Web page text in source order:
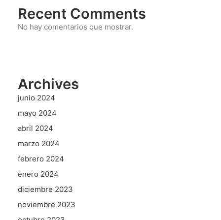
Recent Comments
No hay comentarios que mostrar.
Archives
junio 2024
mayo 2024
abril 2024
marzo 2024
febrero 2024
enero 2024
diciembre 2023
noviembre 2023